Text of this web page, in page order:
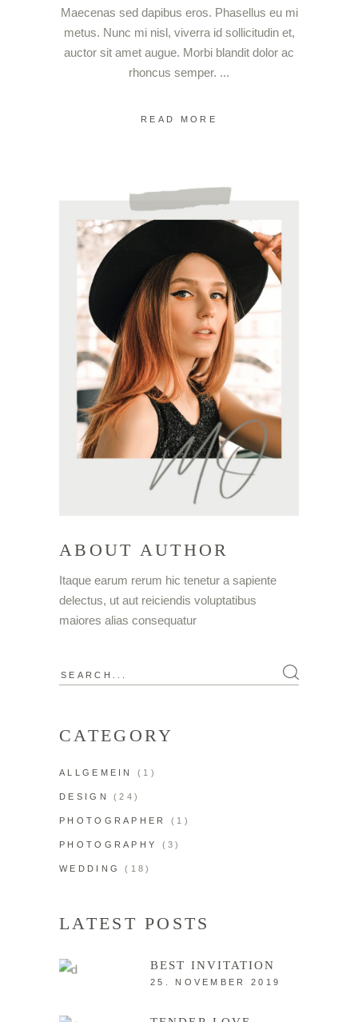
Maecenas sed dapibus eros. Phasellus eu mi
metus. Nunc mi nisl, viverra id sollicitudin et,
auctor sit amet augue. Morbi blandit dolor ac
rhoncus semper.
READ MORE
ABOUT AUTHOR
Itaque earum rerum hic tenetur a sapiente
delectus, ut aut reiciendis voluptatibus
maiores alias consequatur
CATEGORY
ALLGEMEIN (1)
DESIGN (24)
PHOTOGRAPHER (1)
PHOTOGRAPHY (3)
WEDDING (18)
LATEST POSTS
BEST INVITATION
25. NOVEMBER 2019